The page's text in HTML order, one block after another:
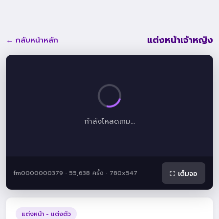
← กลับหน้าหลัก แต่งหน้าเจ้าหญิง
กำลังโหลดเกม...
fm0000000379 · 55,638 ครั้ง · 780x547 ⛶ เต็มจอ
แต่งหน้า - แต่งตัว